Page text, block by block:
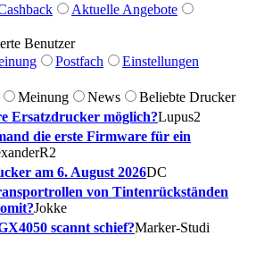
Aktuelle Angebote
Benutzer
Postfach
Einstellungen
Meinung News
Beliebte Drucker
Ersatzdrucker möglich?Lupus2
die erste Firmware für ein
am 6. August 2026DC
von Tintenrückständen
Jokke
scannt schief?Marker-Studi